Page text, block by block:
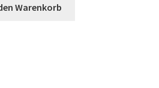
Warenkorb